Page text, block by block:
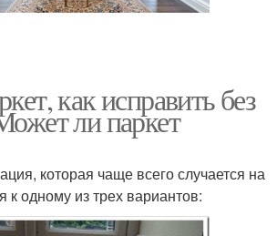
как исправить без
ли паркет
которая чаще всего случается на
к одному из трех вариантов: